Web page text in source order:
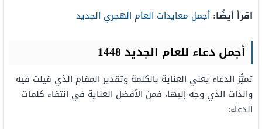
اقرأ أيضًا: أجمل معايدات العام الهجري الجديد
أجمل دعاء للعام الجديد 1448
تميُّز الدعاء يعني العناية بالكلمة وتقدير المقام الذي قيلت فيه
والذات الذي وجه إليها، فمن الأفضل العناية في انتقاء كلمات
الدعاء: